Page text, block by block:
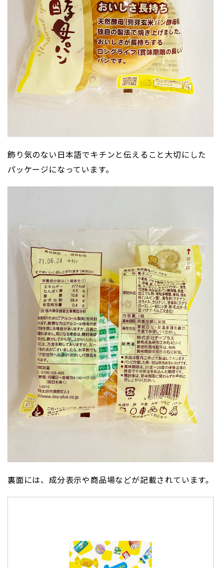
飾り気のない日本語でキチンと伝えること大切にした
パッケージになっています。
裏面には、成分表示や商品場などが記載されています。